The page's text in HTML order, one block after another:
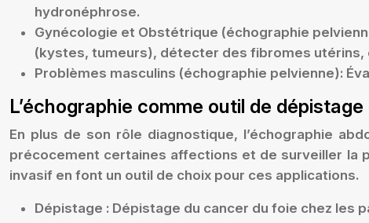
hydronéphrose.
Gynécologie et Obstétrique (échographie
(kystes, tumeurs), détecter des fibromes utérins,
Problèmes masculins (échographie pelvienne):
L’échographie comme outil de
En plus de son rôle diagnostique, l’échographie
précocement certaines affections et de surveiller la
invasif en font un outil de choix pour ces applications.
Dépistage : Dépistage du cancer du foie chez les